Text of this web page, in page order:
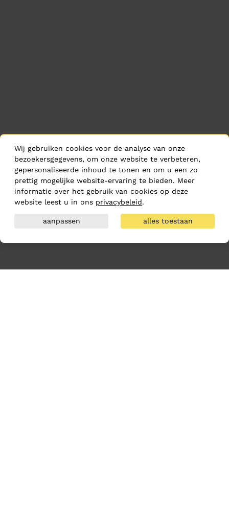
Wij gebruiken cookies voor de analyse van onze
bezoekersgegevens, om onze website te verbeteren,
gepersonaliseerde inhoud te tonen en om u een zo
prettig mogelijke website-ervaring te bieden. Meer
informatie over het gebruik van cookies op deze
website leest u in ons privacybeleid.
aanpassen alles toestaan